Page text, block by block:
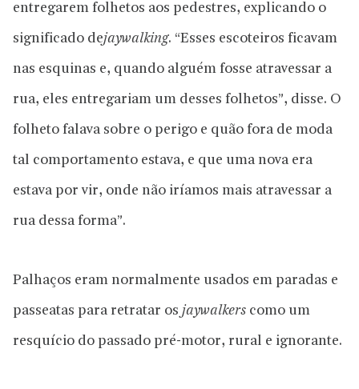
entregarem folhetos aos pedestres, explicando o
significado dejaywalking. “Esses escoteiros ficavam
nas esquinas e, quando alguém fosse atravessar a
rua, eles entregariam um desses folhetos”, disse. O
folheto falava sobre o perigo e quão fora de moda
tal comportamento estava, e que uma nova era
estava por vir, onde não iríamos mais atravessar a
rua dessa forma”.
Palhaços eram normalmente usados em paradas e
passeatas para retratar os jaywalkerscomo um
resquício do passado pré-motor, rural e ignorante.